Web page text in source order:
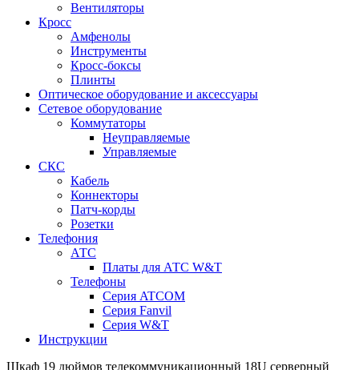
Вентиляторы
Кросс
Амфенолы
Инструменты
Кросс-боксы
Плинты
Оптическое оборудование и аксессуары
Сетевое оборудование
Коммутаторы
Неуправляемые
Управляемые
СКС
Кабель
Коннекторы
Патч-корды
Розетки
Телефония
АТС
Платы для АТС W&T
Телефоны
Серия ATCOM
Серия Fanvil
Серия W&T
Инструкции
Шкаф 19 дюймов телекоммуникационный 18U серверный